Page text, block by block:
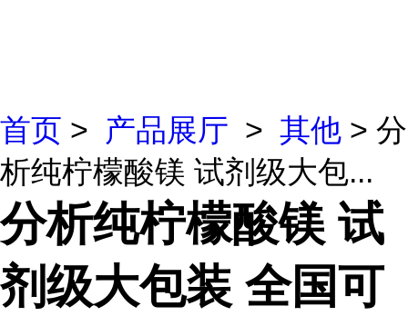
首页 > 产品展厅 > 其他 > 分
析纯柠檬酸镁 试剂级大包...
分析纯柠檬酸镁 试
剂级大包装 全国可